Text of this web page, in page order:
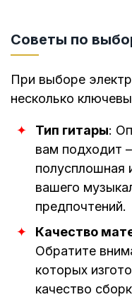
Советы по
При выборе
несколько
Тип гитары:
вам подходит
полусплошная
вашего
предпочтений.
Качество
Обратите
которых
качество